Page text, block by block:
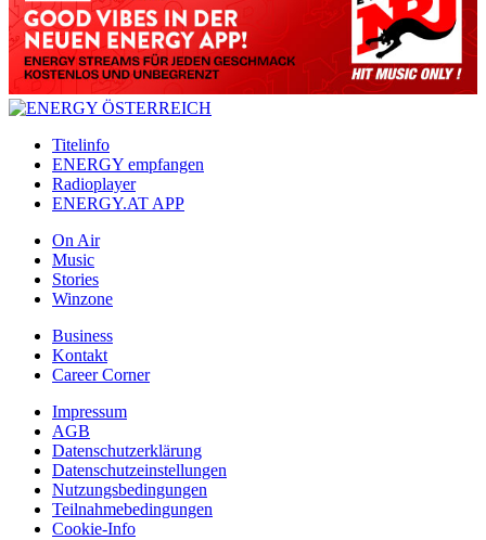
Titelinfo
ENERGY empfangen
Radioplayer
ENERGY.AT APP
On Air
Music
Stories
Winzone
Business
Kontakt
Career Corner
Impressum
AGB
Datenschutzerklärung
Datenschutzeinstellungen
Nutzungsbedingungen
Teilnahmebedingungen
Cookie-Info